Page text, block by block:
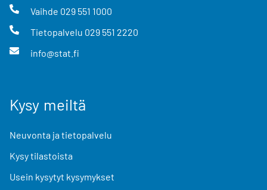
Vaihde 029 551 1000
Tietopalvelu 029 551 2220
info@stat.fi
Kysy meiltä
Neuvonta ja tietopalvelu
Kysy tilastoista
Usein kysytyt kysymykset